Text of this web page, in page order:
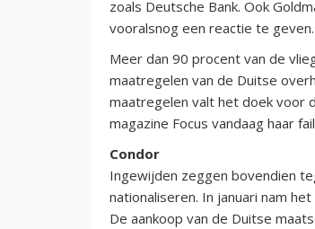
zoals Deutsche Bank. Ook
vooralsnog een reactie te geven.
Meer dan 90 procent van de
maatregelen van de Duitse
maatregelen valt het doek voor
magazine Focus vandaag haar
Condor
Ingewijden zeggen bovendien
nationaliseren. In januari nam
De aankoop van de Duitse